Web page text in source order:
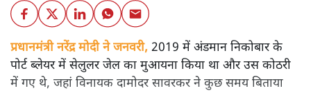
प्रधानमंत्री नरेंद्र मोदी ने जनवरी, 2019 में अंडमान निकोबार के
पोर्ट ब्लेयर में सेलुलर जेल का मुआयना किया था और उस कोठरी
में गए थे, जहां विनायक दामोदर सावरकर ने कुछ समय बिताया